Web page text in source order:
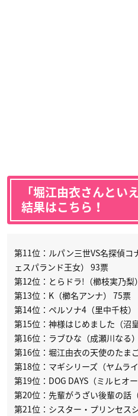
「堀江由衣さんとい
結果はこちら！
第11位：ルパン三世VS名探偵コ
ェスパランド王女） 93票
第12位：とらドラ!（櫛枝実乃梨
第13位：K（櫛名アンナ） 75票
第14位：ペルソナ4（里中千枝
第15位：神様はじめました（沼
第16位：ラブひな（成瀬川なる
第16位：堀江由衣の天使のたま
第18位：マギシリーズ（ヤムラ
第19位：DOG DAYS（ミルヒオ
第20位：先輩がうざい後輩の話
第21位：シスター・プリンセス